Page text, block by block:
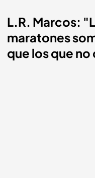
L.R. Marcos:
maratones
que los que